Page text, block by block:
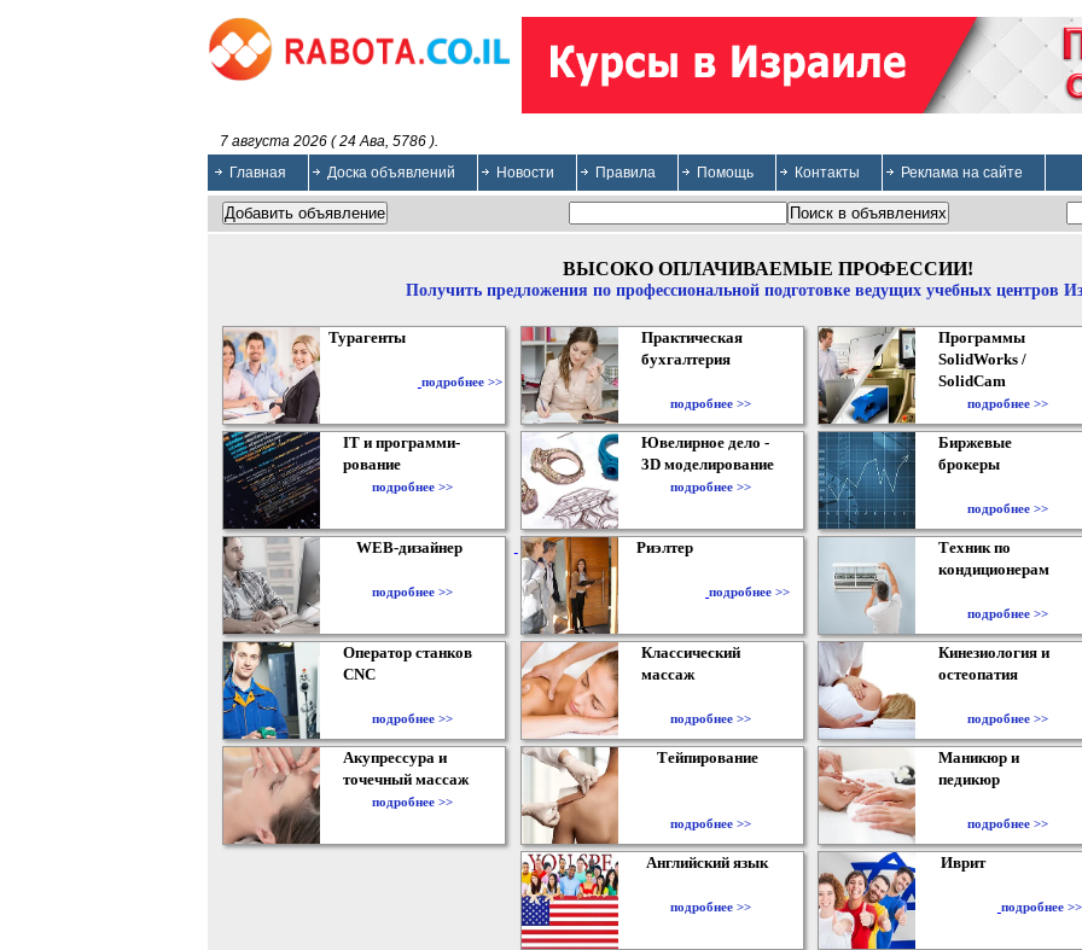
7 августа 2026 ( 24 Ава, 5786 ).
Главная
Доска объявлений Новости Правила Помощь Контакты Реклама на сайте
ВЫСОКО ОПЛАЧИВАЕМЫЕ ПРОФЕССИИ!
Получить предложения по профессиональной подготовке ведущих учебных центров
Турагенты
подробнее >>
Практическая
бухгалтерия
подробнее >>
Программы
SolidWorks /
SolidCam
подробнее >>
IT и программи-
рование
подробнее >>
Ювелирное дело -
3D моделирование
подробнее >>
Биржевые
брокеры
подробнее >>
WEB-дизайнер
подробнее >>
Риэлтер
подробнее >>
Техник по
кондиционерам
подробнее >>
Оператор станков
CNC
подробнее >>
Классический
массаж
подробнее >>
Кинезиология и
остеопатия
подробнее >>
Акупрессура и
точечный массаж
подробнее >>
Тейпирование
подробнее >>
Маникюр и
педикюр
подробнее >>
Английский язык
подробнее >>
Иврит
подробнее >>